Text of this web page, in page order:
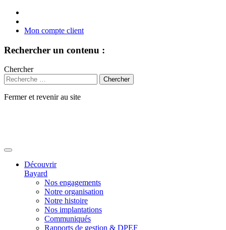
Mon compte client
Rechercher un contenu :
Chercher
Fermer et revenir au site
Découvrir
Bayard
Nos engagements
Notre organisation
Notre histoire
Nos implantations
Communiqués
Rapports de gestion & DPEF